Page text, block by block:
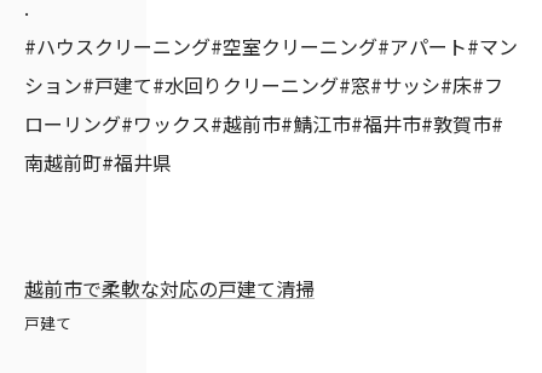
.
#ハウスクリーニング#空室クリーニング#アパート#マン
ション#戸建て#水回りクリーニング#窓#サッシ#床#フ
ローリング#ワックス#越前市#鯖江市#福井市#敦賀市#
南越前町#福井県
越前市で柔軟な対応の戸建て清掃
戸建て